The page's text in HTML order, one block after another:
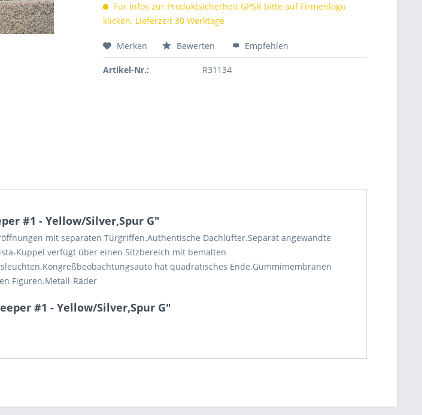
Für Infos zur Produktsicherheit GPSR bitte auf Firmenlogo
klicken. Lieferzeit 30 Werktage
Merken Bewerten Empfehlen
Artikel-Nr.: R31134
#1 - Yellow/Silver,Spur G"
mit separaten Türgriffen.Authentische Dachlüfter.Separat angewandte
Kuppel verfügt über einen Sitzbereich mit bemalten
hat quadratisches Ende.Gummimembranen
Figuren.Metall-Räder
#1 - Yellow/Silver,Spur G"